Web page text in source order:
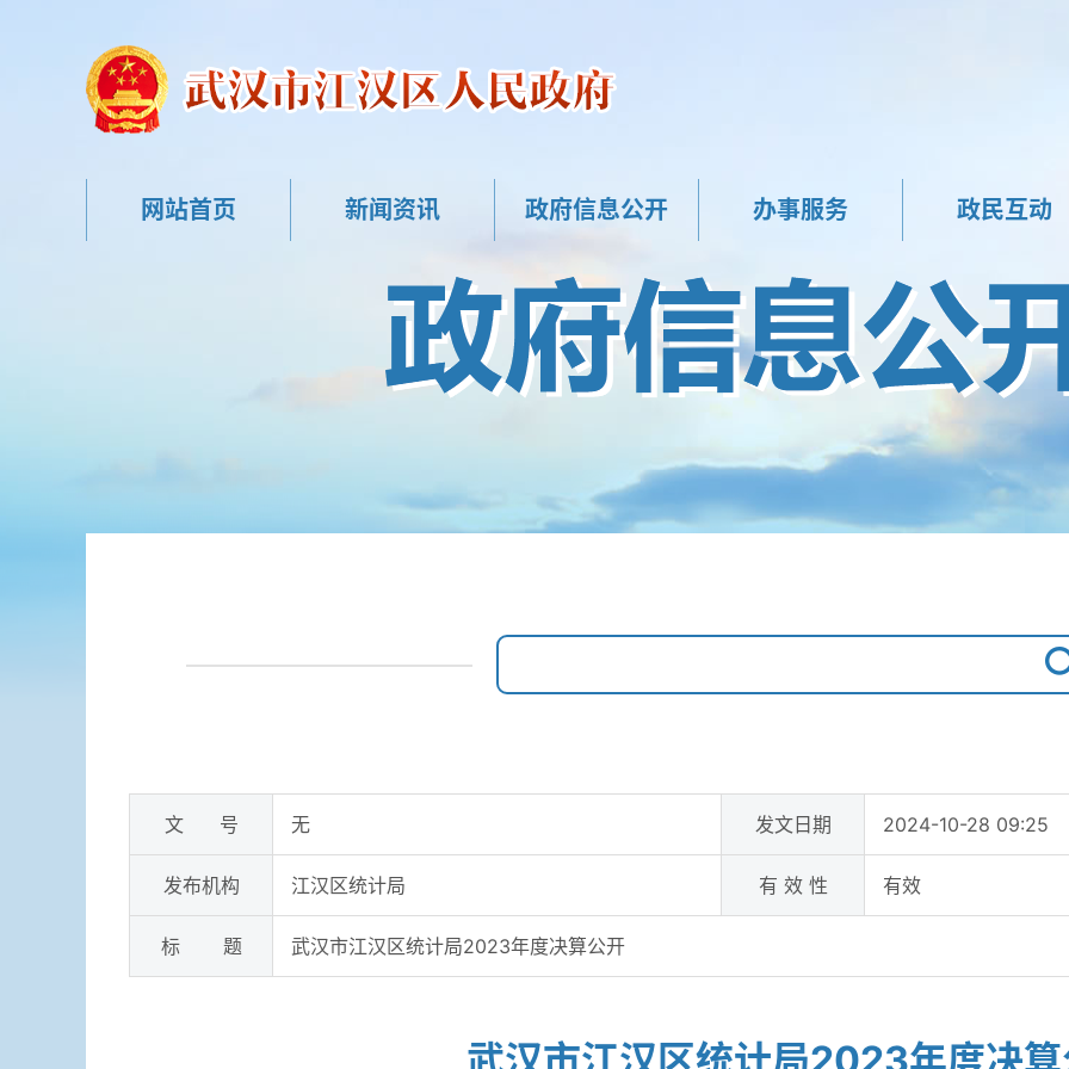
网站首页 新闻资讯 政府信息公开 办事服务 政民互动
文 号 无 发文日期 2024-10-28 09:25
发布机构 江汉区统计局 有 效 性 有效
标 题 武汉市江汉区统计局2023年度决算公开